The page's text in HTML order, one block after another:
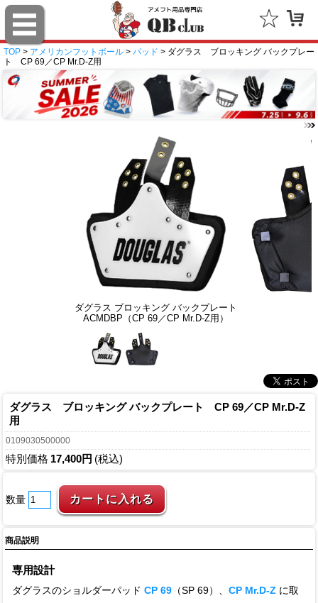
TOP > アメリカンフットボール > パッド > ダグラス ブロッキング バックプレー
ト CP 69／CP Mr.D-Z用
ダグラス ブロッキング バックプレート
ACMDBP（CP 69／CP Mr.D-Z用）
ダグラス ブロッキング バックプレート CP 69／CP Mr.D-Z
用
0109030500000
特別価格 17,400円 (税込)
数量
商品説明
専用設計
ダグラスのショルダーパッドCP 69 （SP 69）、CP Mr.D-Z に取